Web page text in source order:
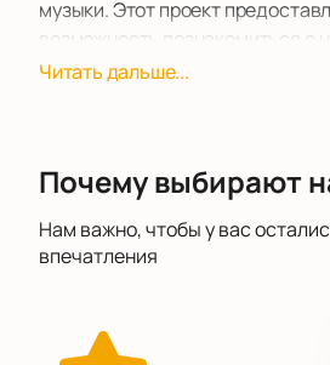
музыки. Этот проект
возможность познакомиться с
музыкальной сцене,
и великолепной архитектурой,
специально оборудованном
зрители смогут стать частью
На концерте выступят три
которых привнесет свою
Читать дальше...
Почему выбирают
Нам важно, чтобы у вас
впечатления